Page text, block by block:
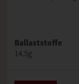
Ballaststoffe
14.5g